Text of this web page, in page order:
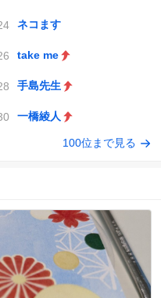
ネコます
take me
手島先生
一橋綾人
100位まで見る